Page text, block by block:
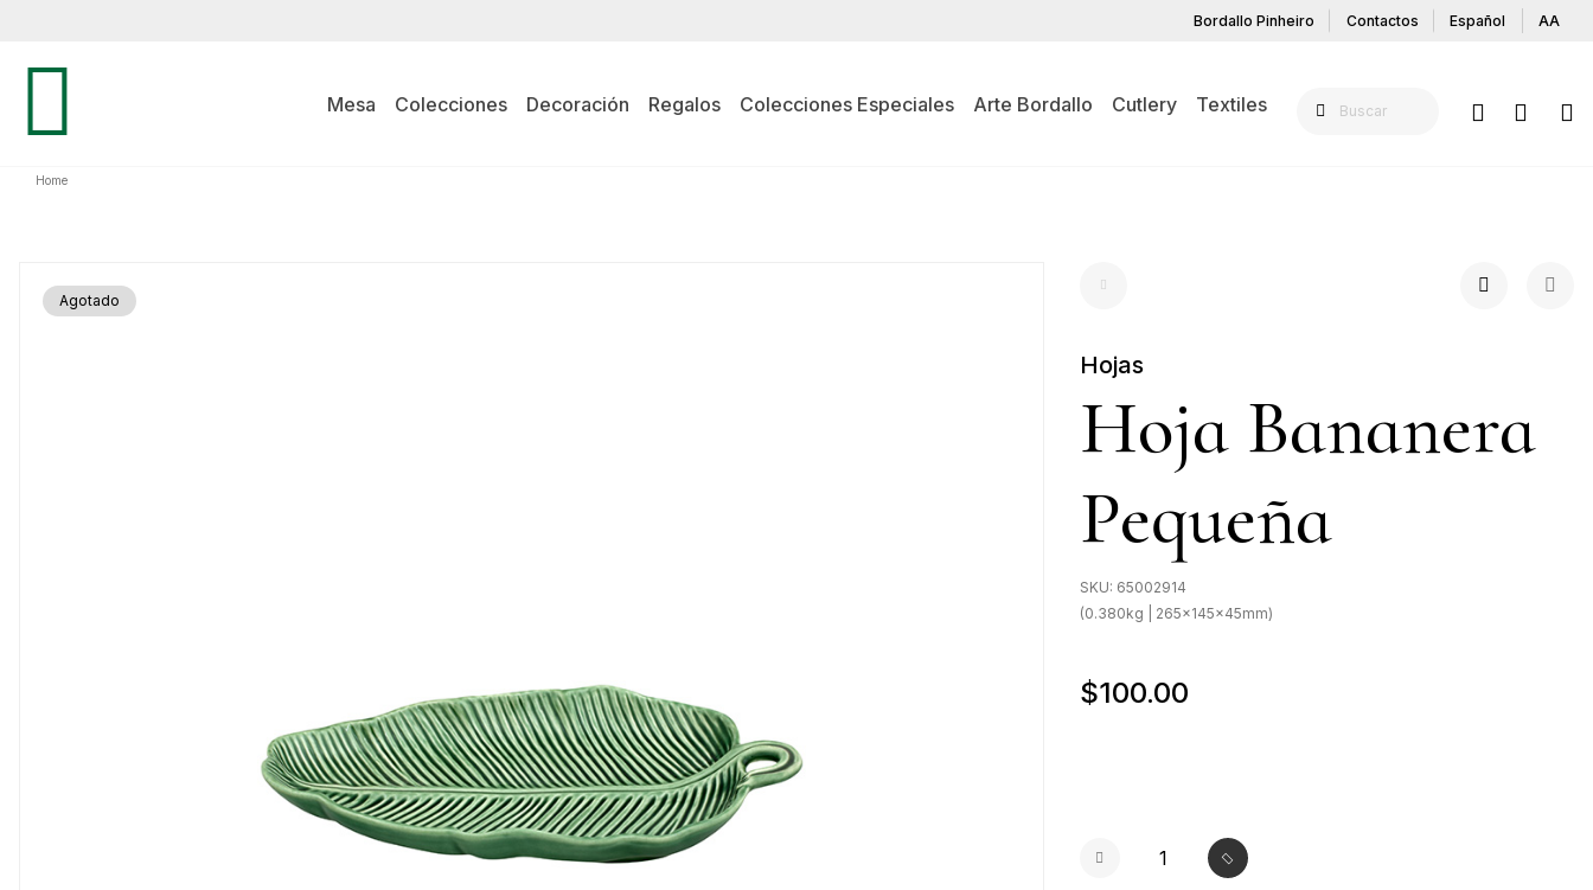
Bordallo Pinheiro Contactos Español AA
Mesa Colecciones Decoración Regalos Colecciones Especiales Arte Bordallo Cutlery Textiles
Home
Agotado
Hojas
Hoja Bananera
Pequeña
SKU: 65002914
(0.380kg | 265x145x45mm)
$100.00